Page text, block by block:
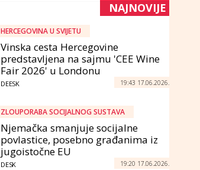
NAJNOVIJE
HERCEGOVINA U SVIJETU
Vinska cesta Hercegovine
predstavljena na sajmu 'CEE Wine
Fair 2026' u Londonu
DEESK 19:43 17.06.2026.
ZLOUPORABA SOCIJALNOG SUSTAVA
Njemačka smanjuje socijalne
povlastice, posebno građanima iz
jugoistočne EU
DESK 19:20 17.06.2026.